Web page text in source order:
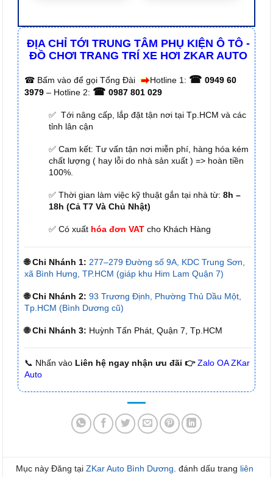
ĐỊA CHỈ TỚI TRUNG TÂM PHỤ KIỆN Ô TÔ -
ĐỒ CHƠI TRANG TRÍ XE HƠI ZKAR AUTO
☎ Bấm vào để gọi Tổng Đài Hotline 1: ☎ 0949 60
3979 – Hotline 2: ☎ 0987 801 029
✅ Tới nâng cấp, lắp đặt tận nơi tại Tp.HCM và các
tỉnh lân cận
✅ Cam kết: Tư vấn tận nơi miễn phí, hàng hóa kém
chất lượng ( hay lỗi do nhà sản xuất ) => hoàn tiền
100%.
✅ Thời gian làm việc kỹ thuật gắn tại nhà từ: 8h –
18h (Cả T7 Và Chủ Nhật)
✅ Có xuất hóa đơn VAT cho Khách Hàng
🌐 Chi Nhánh 1: 277–279 Đường số 9A, KDC Trung Sơn,
xã Bình Hưng, TP.HCM (giáp khu Him Lam Quận 7)
🌐 Chi Nhánh 2: 93 Trương Định, Phường Thủ Dầu Một,
Tp.HCM (Bình Dương cũ)
🌐 Chi Nhánh 3: Huỳnh Tấn Phát, Quận 7, Tp.HCM
📞 Nhấn vào Liên hệ ngay nhận ưu đãi 👉 Zalo OA ZKar
Auto
Mục này Đăng tại ZKar Auto Bình Dương . đánh dấu trang liên